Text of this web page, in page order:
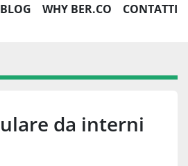
BLOG WHY BER.CO CONTATTI
da interni